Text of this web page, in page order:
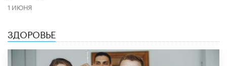
1 ИЮНЯ
ЗДОРОВЬЕ